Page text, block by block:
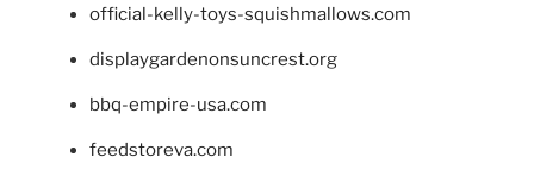
official-kelly-toys-squishmallows.com
displaygardenonsuncrest.org
bbq-empire-usa.com
feedstoreva.com